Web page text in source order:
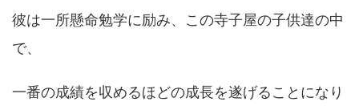
彼は一所懸命勉学に励み、この寺子屋の子供達の中
で、
一番の成績を収めるほどの成長を遂げることになり